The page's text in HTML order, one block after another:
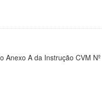
Anexo A da Instrução CVM Nº